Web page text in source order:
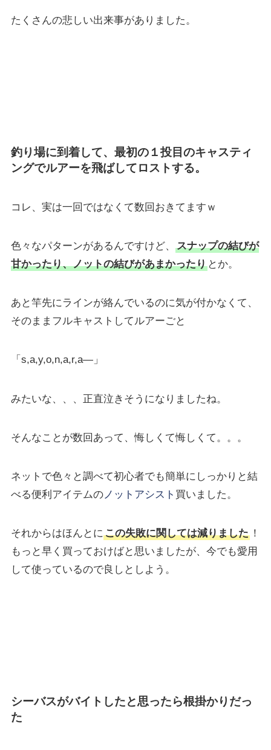
たくさんの悲しい出来事がありました。
釣り場に到着して、最初の１投目のキャスティ
ングでルアーを飛ばしてロストする。
コレ、実は一回ではなくて数回おきてますｗ
色々なパターンがあるんですけど、
スナップの結びが
甘かったり、ノットの結びがあまかったりとか。
あと竿先にラインが絡んでいるのに気が付かなくて、
そのままフルキャストしてルアーごと
「s,a,y,o,n,a,r,a—」
みたいな、、、正直泣きそうになりましたね。
そんなことが数回あって、悔しくて悔しくて。。。
ネットで色々と調べて初心者でも簡単にしっかりと結
べる便利アイテムのノットアシスト 買いました。
それからはほんとに この失敗に関しては減りました！
もっと早く買っておけばと思いましたが、今でも愛用
して使っているので良しとしよう。
シーバスがバイトしたと思ったら根掛かりだっ
た